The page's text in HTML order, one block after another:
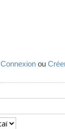
Connexion ou